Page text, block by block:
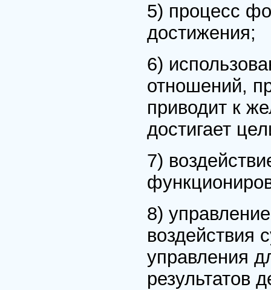
5) процесс
достижения;
6)
отношений,
приводит к
достигает
7)
8)
воздействия
управления
результатов